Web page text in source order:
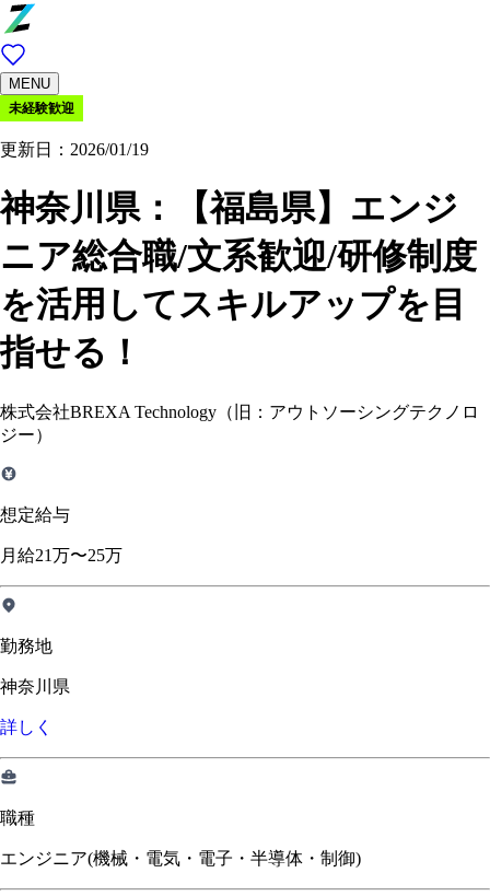
MENU
未経験歓迎
更新日：2026/01/19
神奈川県：
【福島県】エンジ
ニア総合職/文系歓迎/研修制度
を活用してスキルアップを目
指せる！
株式会社BREXA Technology（旧：アウトソーシングテクノロ
ジー）
想定給与
月給21万〜25万
勤務地
神奈川県
詳しく
職種
エンジニア(機械・電気・電子・半導体・制御)